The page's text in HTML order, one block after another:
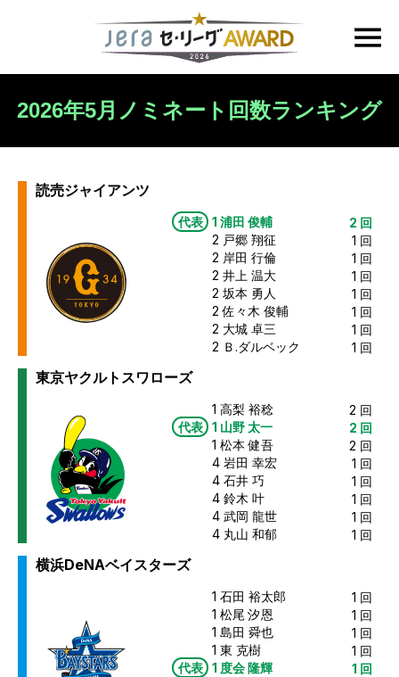
2026年5月 ノミネート回数ランキング
読売ジャイアンツ
1 浦田 俊輔 2 回
代表
2 戸郷 翔征 1 回
2 岸田 行倫 1 回
2 井上 温大 1 回
2 坂本 勇人 1 回
2 佐々木 俊輔 1 回
2 大城 卓三 1 回
2 Ｂ.ダルベック 1 回
東京ヤクルトスワローズ
1 高梨 裕稔 2 回
1 山野 太一 2 回
代表
1 松本 健吾 2 回
4 岩田 幸宏 1 回
4 石井 巧 1 回
4 鈴木 叶 1 回
4 武岡 龍世 1 回
4 丸山 和郁 1 回
横浜DeNAベイスターズ
1 石田 裕太郎 1 回
1 松尾 汐恩 1 回
1 島田 舜也 1 回
1 東 克樹 1 回
1 度会 隆輝 1 回
代表